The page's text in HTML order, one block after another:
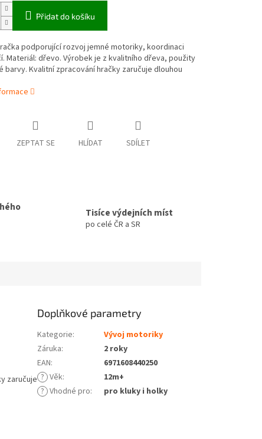
Přidat do košíku
podporující rozvoj jemné motoriky, koordinaci
Materiál: dřevo. Výrobek je z kvalitního dřeva, použity
barvy. Kvalitní zpracování hračky zaručuje dlouhou
ZEPTAT SE HLÍDAT SDÍLET
Tisíce výdejních míst
po celé ČR a SR
zaručuje
Doplňkové parametry
Kategorie:
Vývoj motoriky
Záruka:
2 roky
EAN:
6971608440250
? Věk:
12m+
? Vhodné pro: pro kluky i holky